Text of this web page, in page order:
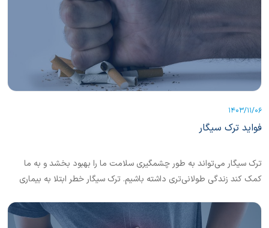
1403/11/06
فواید ترک سیگار
ترک سیگار می‌تواند به طور چشمگیری سلامت ما را بهبود بخشد و به ما
کمک کند زندگی طولانی‌تری داشته باشیم. ترک سیگار خطر ابتلا به بیماری